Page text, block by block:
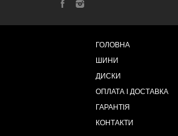
ГОЛОВНА
ШИНИ
ДИСКИ
ОПЛАТА І ДОСТАВКА
ГАРАНТІЯ
КОНТАКТИ